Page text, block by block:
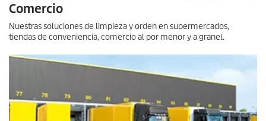
Comercio
Nuestras soluciones de limpieza y orden en supermercados,
tiendas de conveniencia, comercio al por menor y a granel.